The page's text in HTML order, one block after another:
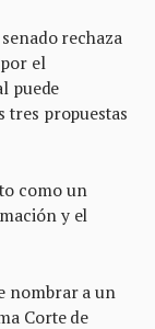
rechaza
el
puede
tres propuestas
como un
y el
nombrar a un
Corte de